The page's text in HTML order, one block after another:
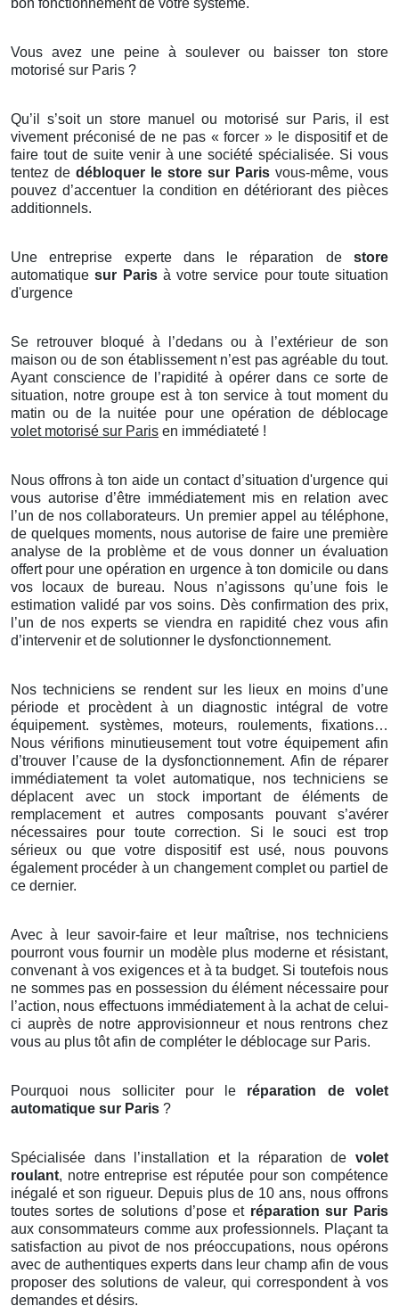
bon fonctionnement de votre système.
Vous avez une peine à soulever ou baisser ton store
motorisé sur Paris ?
Qu’il s’soit un store manuel ou motorisé sur Paris, il est
vivement préconisé de ne pas « forcer » le dispositif et de
faire tout de suite venir à une société spécialisée. Si vous
tentez de débloquer le store sur Paris vous-même, vous
pouvez d’accentuer la condition en détériorant des pièces
additionnels.
Une entreprise experte dans le réparation de store
automatiquesur Parisà votre service pour toute situation
d'urgence
Se retrouver bloqué à l’dedans ou à l’extérieur de son
maison ou de son établissement n’est pas agréable du tout.
Ayant conscience de l’rapidité à opérer dans ce sorte de
situation, notre groupe est à ton service à tout moment du
matin ou de la nuitée pour une opération de déblocage
volet motorisé sur Paris en immédiateté !
Nous offrons à ton aide un contact d’situation d'urgence qui
vous autorise d’être immédiatement mis en relation avec
l’un de nos collaborateurs. Un premier appel au téléphone,
de quelques moments, nous autorise de faire une première
analyse de la problème et de vous donner un évaluation
offert pour une opération en urgence à ton domicile ou dans
vos locaux de bureau. Nous n’agissons qu’une fois le
estimation validé par vos soins. Dès confirmation des prix,
l’un de nos experts se viendra en rapidité chez vous afin
d’intervenir et de solutionner le dysfonctionnement.
Nos techniciens se rendent sur les lieux en moins d’une
période et procèdent à un diagnostic intégral de votre
équipement. systèmes, moteurs, roulements, fixations…
Nous vérifions minutieusement tout votre équipement afin
d’trouver l’cause de la dysfonctionnement. Afin de réparer
immédiatement ta volet automatique, nos techniciens se
déplacent avec un stock important de éléments de
remplacement et autres composants pouvant s’avérer
nécessaires pour toute correction. Si le souci est trop
sérieux ou que votre dispositif est usé, nous pouvons
également procéder à un changement complet ou partiel de
ce dernier.
Avec à leur savoir-faire et leur maîtrise, nos techniciens
pourront vous fournir un modèle plus moderne et résistant,
convenant à vos exigences et à ta budget. Si toutefois nous
ne sommes pas en possession du élément nécessaire pour
l’action, nous effectuons immédiatement à la achat de celui-
ci auprès de notre approvisionneur et nous rentrons chez
vous au plus tôt afin de compléter le déblocage sur Paris.
Pourquoi nous solliciter pour le réparation de volet
automatique sur Paris ?
Spécialisée dans l’installation et la réparation de volet
roulant, notre entreprise est réputée pour son compétence
inégalé et son rigueur. Depuis plus de 10 ans, nous offrons
toutes sortes de solutions d’pose et réparation sur Paris
aux consommateurs comme aux professionnels. Plaçant ta
satisfaction au pivot de nos préoccupations, nous opérons
avec de authentiques experts dans leur champ afin de vous
proposer des solutions de valeur, qui correspondent à vos
demandes et désirs.